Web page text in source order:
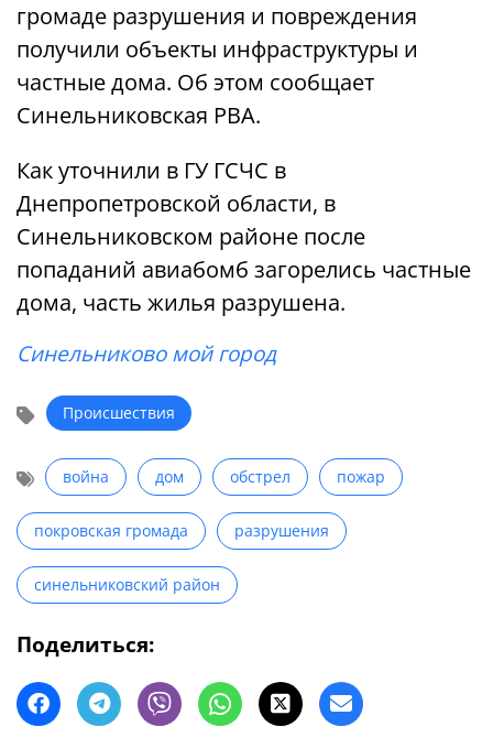
громаде разрушения и повреждения
получили объекты инфраструктуры и
частные дома. Об этом сообщает
Синельниковская РВА.
Как уточнили в ГУ ГСЧС в
Днепропетровской области, в
Синельниковском районе после
попаданий авиабомб загорелись частные
дома, часть жилья разрушена.
Синельниково мой город
Происшествия
война дом обстрел пожар
покровская громада разрушения
синельниковский район
Поделиться: